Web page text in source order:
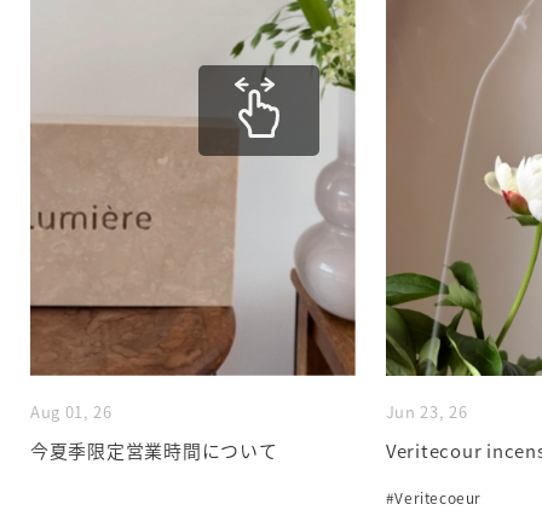
Aug 01, 26
今夏季限定営業時間について
Jun 23, 26
Veritecour
#Veritecoeur